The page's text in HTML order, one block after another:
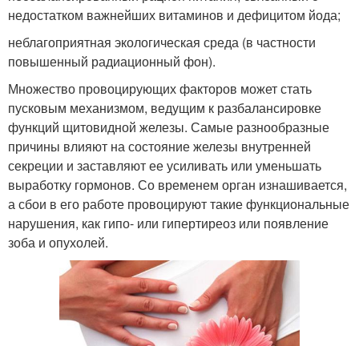
недостатком важнейших витаминов и дефицитом йода;
неблагоприятная экологическая среда (в частности
повышенный радиационный фон).
Множество провоцирующих факторов может стать
пусковым механизмом, ведущим к разбалансировке
функций щитовидной железы. Самые разнообразные
причины влияют на состояние железы внутренней
секреции и заставляют ее усиливать или уменьшать
выработку гормонов. Со временем орган изнашивается,
а сбои в его работе провоцируют такие функциональные
нарушения, как гипо- или гипертиреоз или появление
зоба и опухолей.